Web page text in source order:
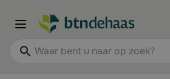
Waar bent u naar op zoek?